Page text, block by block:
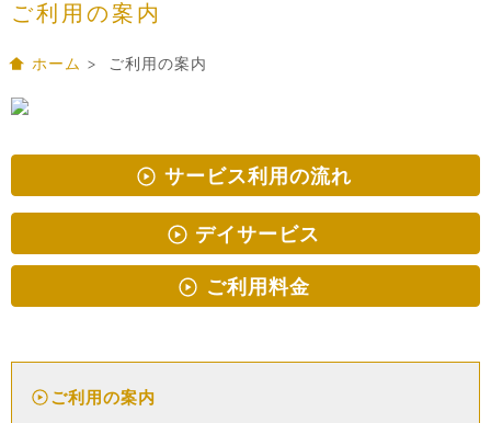
ご利用の案内
ホーム > ご利用の案内
サービス利用の流れ
デイサービス
ご利用料金
ご利用の案内